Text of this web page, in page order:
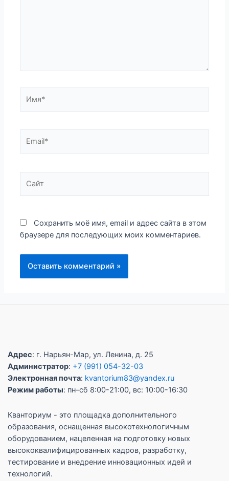
Сохранить моё имя, email и адрес сайта в этом
браузере для последующих моих комментариев.
Адрес: г. Нарьян-Мар, ул. Ленина, д. 25
Администратор: +7 (991) 054-32-03
Электронная почта: kvantorium83@yandex.ru
Режим работы: пн–сб 8:00-21:00, вс: 10:00-16:30
Кванториум - это площадка дополнительного
образования, оснащенная высокотехнологичным
оборудованием, нацеленная на подготовку новых
высококвалифицированных кадров, разработку,
тестирование и внедрение инновационных идей и
технологий.